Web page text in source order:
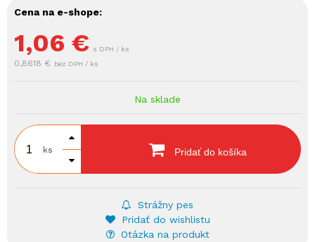
Cena na e-shope:
1,06 € s DPH / ks
0,8618 € bez DPH / ks
Na sklade
ks Pridať do košíka
Strážny pes
Pridať do wishlistu
Otázka na produkt